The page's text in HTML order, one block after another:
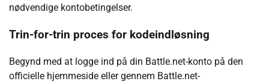
nødvendige kontobetingelser.
Trin-for-trin proces for kodeindløsning
Begynd med at logge ind på din Battle.net-konto på den
officielle hjemmeside eller gennem Battle.net-